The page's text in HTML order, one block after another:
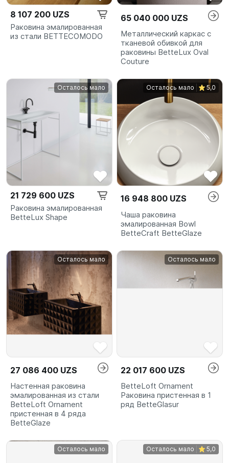
8 107 200 UZS
Раковина эмалированная
из стали BETTECOMODO
65 040 000 UZS
Металлический каркас с
тканевой обивкой для
раковины BetteLux Oval
Couture
Осталось мало
21 729 600 UZS
Раковина эмалированная
BetteLux Shape
Осталось мало 5,0
16 948 800 UZS
Чаша раковина
эмалированная Bowl
BetteCraft BetteGlaze
Осталось мало
27 086 400 UZS
Настенная раковина
эмалированная из стали
BetteLoft Ornament
пристенная в 4 ряда
BetteGlaze
Осталось мало
22 017 600 UZS
BetteLoft Ornament
Раковина пристенная в 1
ряд BetteGlasur
Осталось мало Осталось мало 5,0